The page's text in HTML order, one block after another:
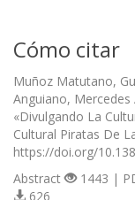
Cómo citar
Muñoz Matutano,
Anguiano, Mercedes
«Divulgando La
Cultural Piratas De
https://doi.org/
Abstract
1443 |
626